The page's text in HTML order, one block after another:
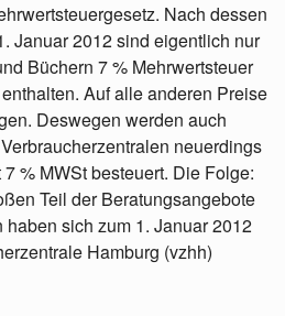
Nach dessen
Januar 2012 sind eigentlich nur
Büchern 7 % Mehrwertsteuer
Auf alle anderen Preise
Deswegen werden auch
neuerdings
% MWSt besteuert. Die Folge:
Teil der Beratungsangebote
sich zum 1. Januar 2012
Hamburg (vzhh)